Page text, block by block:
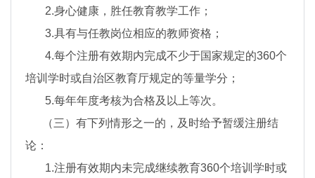
2.身心健康，胜任教育教学工作；
3.具有与任教岗位相应的教师资格；
4.每个注册有效期内完成不少于国家规定的360个
培训学时或自治区教育厅规定的等量学分；
5.每年年度考核为合格及以上等次。
（三）有下列情形之一的，及时给予暂缓注册结
论：
1.注册有效期内未完成继续教育360个培训学时或